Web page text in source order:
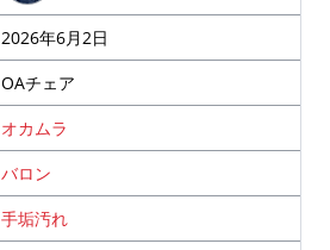
2026年6月2日
OAチェア
オカムラ
バロン
手垢汚れ